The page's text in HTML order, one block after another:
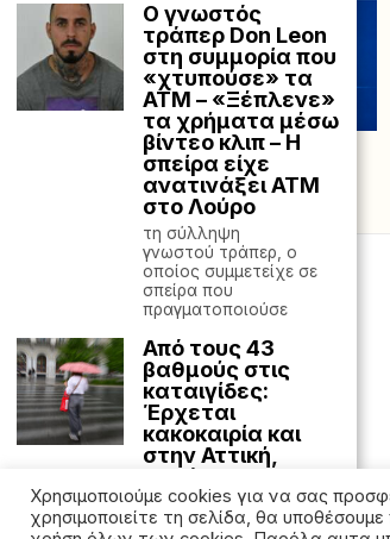
Χρησιμοποιούμε cookies για να σας
χρησιμοποιείτε τη σελίδα, θα
Ο γνωστός
τράπερ Don Leon
στη συμμορία που
«χτυπούσε» τα
ΑΤΜ – «Ξέπλενε»
τα χρήματα μέσω
βίντεο κλιπ – Η
σπείρα είχε
ανατινάξει ΑΤΜ
στο Λούρο
τη σύλληψη
γνωστού τράπερ, ο
οποίος συμμετείχε σε
σπείρα που
πραγματοποιούσε
Από τους 43
βαθμούς στις
καταιγίδες:
Έρχεται
κακοκαιρία και
στην Αττική,
«σπάνια
διαταραχή»
Η πτώση της